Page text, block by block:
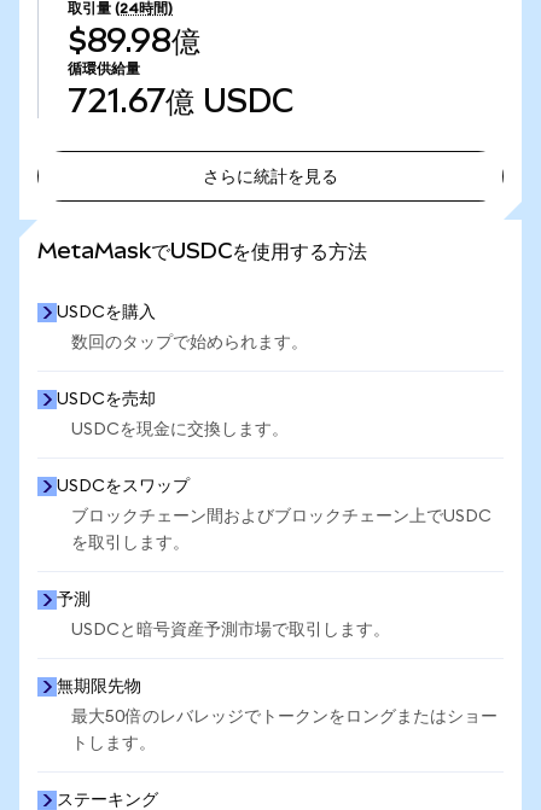
取引量 (24時間)
$89.98億
循環供給量
721.67億 USDC
さらに統計を見る
MetaMaskでUSDCを使用する方法
USDCを購入
数回のタップで始められます。
USDCを売却
USDCを現金に交換します。
USDCをスワップ
ブロックチェーン間およびブロックチェーン上でUSDC
を取引します。
予測
USDCと暗号資産予測市場で取引します。
無期限先物
最大50倍のレバレッジでトークンをロングまたはショー
トします。
ステーキング